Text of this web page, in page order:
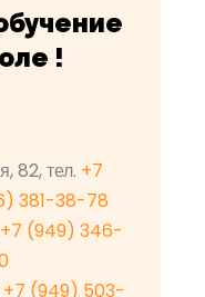
!
82, тел. +7
381-38-78
+7 (949) 346-
+7 (949) 503-